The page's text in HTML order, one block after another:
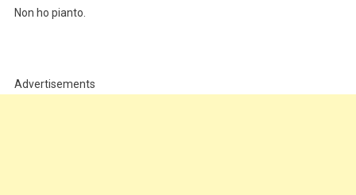
Non ho pianto.
Advertisements